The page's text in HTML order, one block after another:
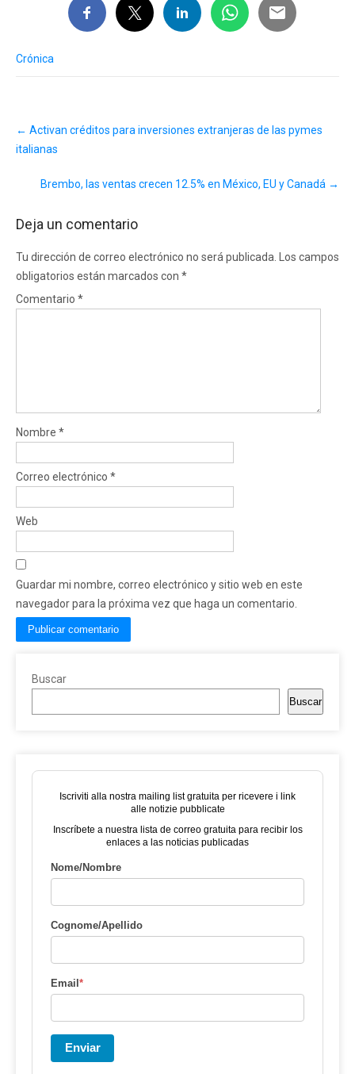
Crónica
navigation
← Activan créditos para inversiones extranjeras de las pymes
italianas
Brembo, las ventas crecen 12.5% en México, EU y Canadá →
Deja un comentario
Tu dirección de correo electrónico no será publicada.
Los campos
obligatorios están marcados con *
Comentario *
Nombre *
Correo electrónico *
Web
Guardar mi nombre, correo electrónico y sitio web en este
navegador para la próxima vez que haga un comentario.
Buscar
Buscar
Iscriviti alla nostra mailing list gratuita per ricevere i link
alle notizie pubblicate
Inscríbete a nuestra lista de correo gratuita para recibir los
enlaces a las noticias publicadas
Nome/Nombre
Cognome/Apellido
Email*
Enviar